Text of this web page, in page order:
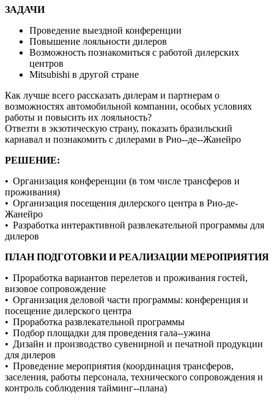
ЗАДАЧИ
Проведение выездной конференции
Повышение лояльности дилеров
Возможность познакомиться с работой дилерских
центров
Mitsubishi в другой стране
Как лучше всего рассказать дилерам и партнерам о
возможностях автомобильной компании, особых условиях
работы и повысить их лояльность?
Отвезти в экзотическую страну, показать бразильский
карнавал и познакомить с дилерами в Рио-­‐де-­‐Жанейро
РЕШЕНИЕ:
• Организация конференции (в том числе трансферов и
проживания)
• Организация посещения дилерского центра в Рио-де-
Жанейро
• Разработка интерактивной развлекательной программы для
дилеров
ПЛАН ПОДГОТОВКИ И РЕАЛИЗАЦИИ МЕРОПРИЯТИЯ
• Проработка вариантов перелетов и проживания гостей,
визовое сопровождение
• Организация деловой части программы: конференция и
посещение дилерского центра
• Проработка развлекательной программы
• Подбор площадки для проведения гала-­‐ужина
• Дизайн и производство сувенирной и печатной продукции
для дилеров
• Проведение мероприятия (координация трансферов,
заселения, работы персонала, технического сопровождения и
контроль соблюдения тайминг-­‐плана)